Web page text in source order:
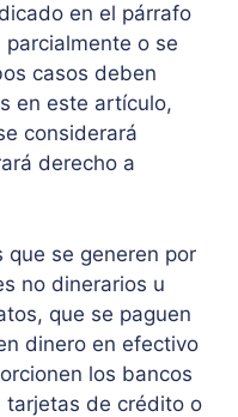
en el párrafo
o se
casos deben
en este artículo,
considerará
derecho a
se generen por
no dinerarios u
que se paguen
dinero en efectivo
los bancos
tarjetas de crédito o